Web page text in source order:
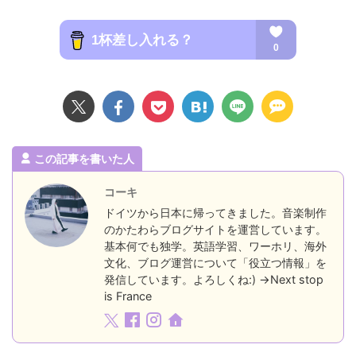
この記事を書いた人
コーキ
ドイツから日本に帰ってきました。音楽制作
のかたわらブログサイトを運営しています。
基本何でも独学。英語学習、ワーホリ、海外
文化、ブログ運営について「役立つ情報」を
発信しています。よろしくね:) →Next stop
is France